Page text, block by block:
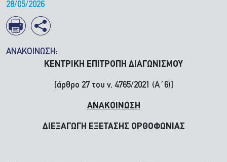
28/05/2026
ΑΝΑΚΟΙΝΩΣΗ:
ΚΕΝΤΡΙΚΗ ΕΠΙΤΡΟΠΗ ΔΙΑΓΩΝΙΣΜΟΥ
[άρθρο 27 του ν. 4765/2021 (Α΄6)]
ΑΝΑΚΟΙΝΩΣΗ
ΔΙΕΞΑΓΩΓΗ ΕΞΕΤΑΣΗΣ ΟΡΘΟΦΩΝΙΑΣ